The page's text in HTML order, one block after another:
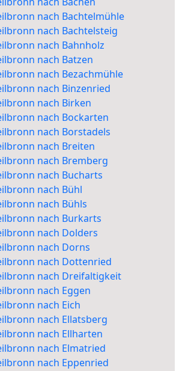
nach Bachtelmühle
nach Bachtelsteig
nach Bahnholz
nach Batzen
nach Bezachmühle
nach Binzenried
nach Birken
nach Bockarten
nach Borstadels
nach Breiten
nach Bremberg
nach Bucharts
nach Bühl
nach Bühls
nach Burkarts
nach Dolders
nach Dorns
nach Dottenried
nach Dreifaltigkeit
nach Eggen
nach Eich
nach Ellatsberg
nach Ellharten
nach Elmatried
nach Eppenried